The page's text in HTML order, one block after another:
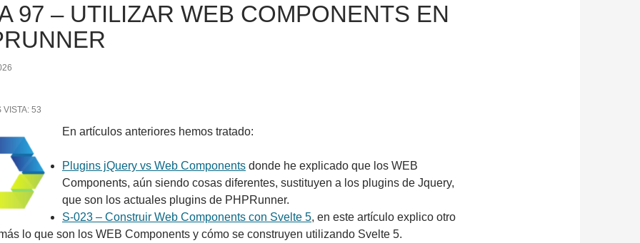
97 – UTILIZAR WEB COMPONENTS EN
VISTA: 53
En artículos anteriores hemos tratado:
Plugins jQuery vs Web Components donde he explicado que los WEB
Components, aún siendo cosas diferentes, sustituyen a los plugins de Jquery,
que son los actuales plugins de PHPRunner.
S-023 – Construir Web Components con Svelte 5, en este artículo explico otro
lo que son los WEB Components y cómo se construyen utilizando Svelte 5.